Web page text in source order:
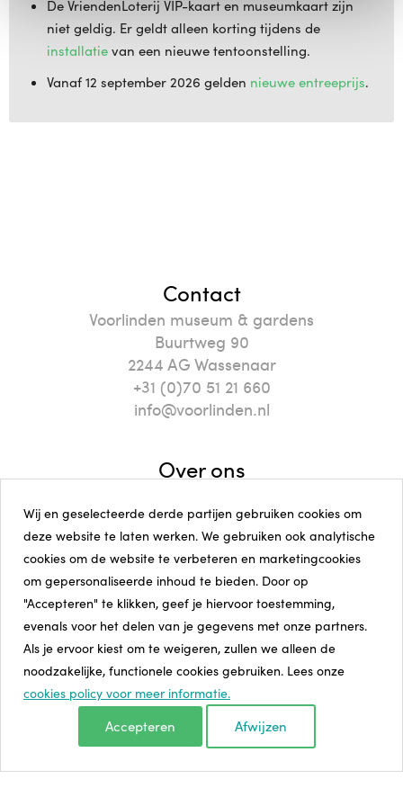
De VriendenLoterij VIP-kaart en museumkaart zijn
niet geldig. Er geldt alleen korting tijdens de
installatie van een nieuwe tentoonstelling.
Vanaf 12 september 2026 gelden nieuwe entreeprijs.
Contact
Voorlinden museum & gardens
Buurtweg 90
2244 AG Wassenaar
+31 (0)70 51 21 660
info@voorlinden.nl
Over ons
Veelgestelde vragen
Pers en beeld
Vacatures
Visie en missie
ANBI Stichting Voorlinden
Volg ons
Instagram
Facebook
Linkedin
Wij en geselecteerde derde partijen gebruiken cookies om
deze website te laten werken. We gebruiken ook analytische
cookies om de website te verbeteren en marketingcookies
om gepersonaliseerde inhoud te bieden. Door op
"Accepteren" te klikken, geef je hiervoor toestemming,
evenals voor het delen van je gegevens met onze partners.
Als je ervoor kiest om te weigeren, zullen we alleen de
noodzakelijke, functionele cookies gebruiken. Lees onze
cookies policy voor meer informatie.
Accepteren Afwijzen